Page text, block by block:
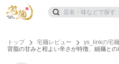
トップ 宅麺レビュー
ys_linkの宅
背脂の甘みと程よい辛さが特徴、細麺との